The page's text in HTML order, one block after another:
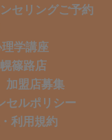
セリングご予約
学講座
篠路店
加盟店募集
セルポリシー
利用規約